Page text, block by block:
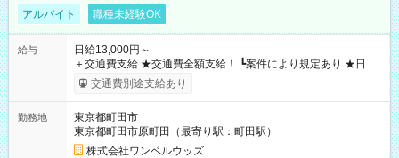
アルバイト 職種未経験OK
給与
日給13,000円～
＋交通費支給 ★交通費全額支給！ ┗案件により規定あり ★日払
いOK！（規定あり） ┗働いたその日に現金GET♪ お仕事後はコ
ンビニATMから 日払い分を引き落とせます！ 【試用期間】試
交通費別途支給あり
勤務地
東京都町田市
東京都町田市原町田（最寄り駅：町田駅）
株式会社ワンベルウッズ